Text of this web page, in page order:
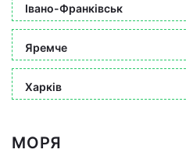
Івано-Франківськ
Яремче
Харків
МОРЯ